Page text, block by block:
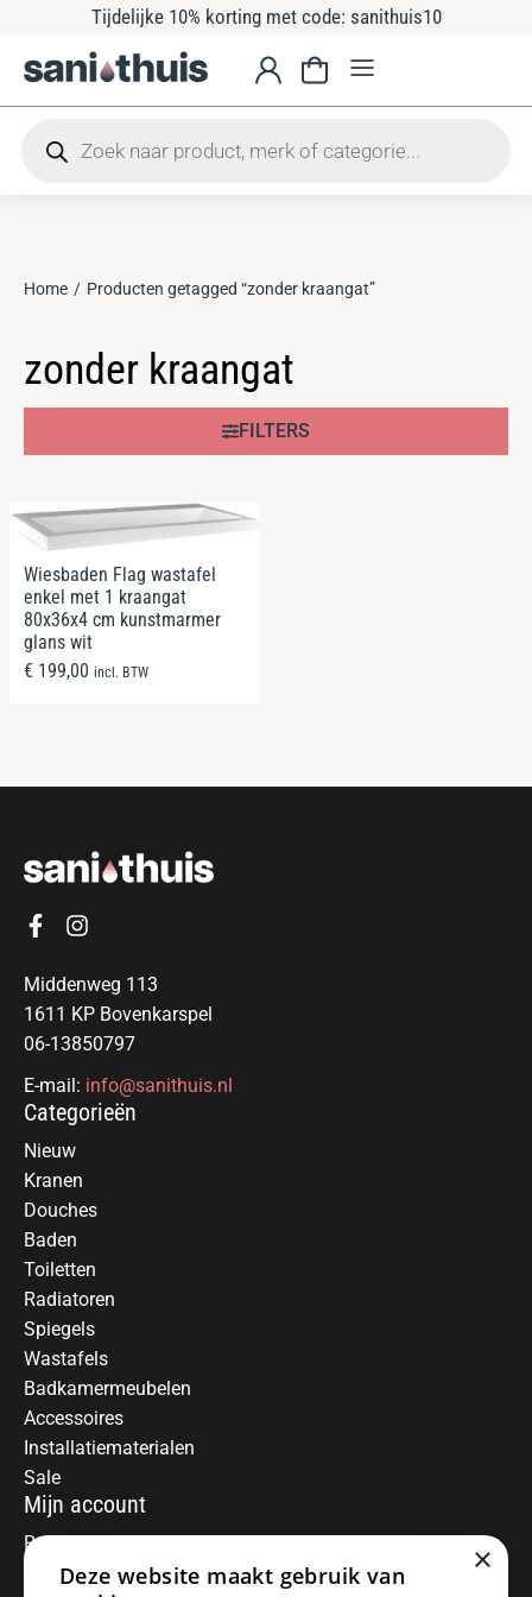
Tijdelijke 10% korting met code: sanithuis10
Je bent hier:
Home Producten getagged “zonder kraangat”
zonder kraangat
FILTERS
Wiesbaden Flag wastafel
enkel met 1 kraangat
80x36x4 cm kunstmarmer
glans wit
€ 199,00 incl. BTW
Middenweg 113
1611 KP Bovenkarspel
06-13850797
E-mail: info@sanithuis.nl
Categorieën
Nieuw
Kranen
Douches
Baden
Toiletten
Radiatoren
Spiegels
Wastafels
Badkamermeubelen
Accessoires
Installatiematerialen
Sale
Mijn account
Registreren
Mijn bestellingen
×
Deze website maakt gebruik van